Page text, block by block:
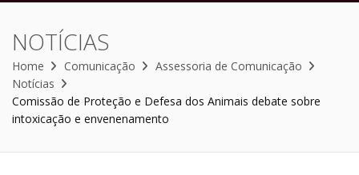
NOTÍCIAS
Home Comunicação
Assessoria de Comunicação
Notícias
Comissão de Proteção e Defesa dos Animais debate sobre
intoxicação e envenenamento